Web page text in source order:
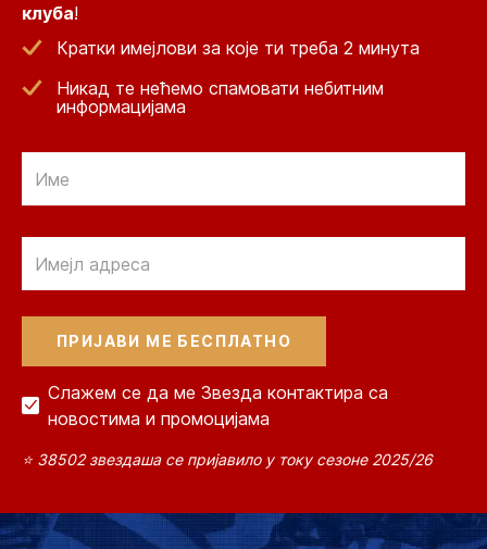
клуба!
Кратки имејлови за које ти треба 2 минута
Никад те нећемо спамовати небитним
информацијама
Слажем се да ме Звезда контактира са
новостима и промоцијама
⭐ 38502 звездаша се пријавило у току сезоне 2025/26